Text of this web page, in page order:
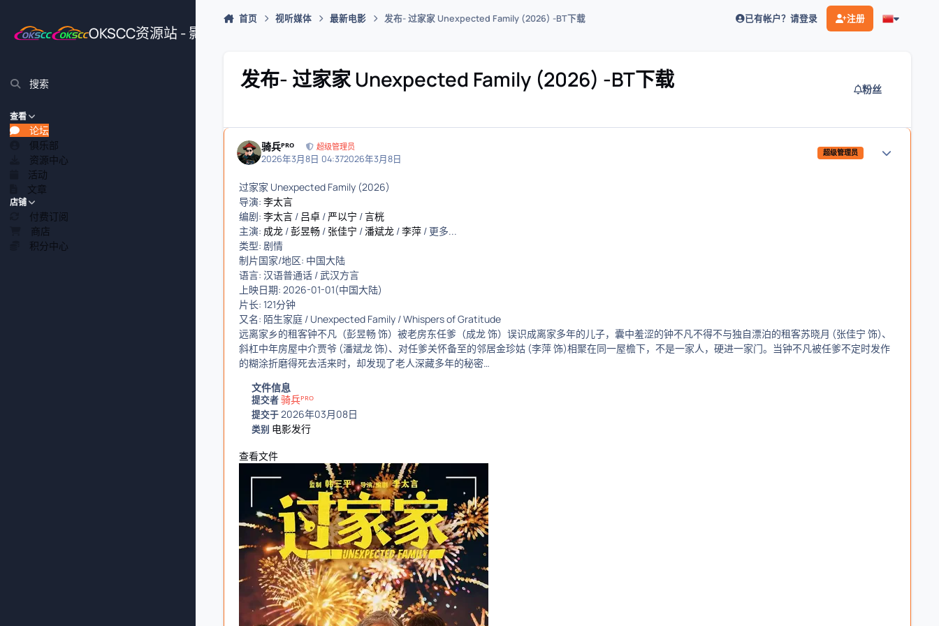
OKSCC资源站 - 影视、游戏、源码插件综合下载平台
搜索
查看
论坛
俱乐部
资源中心
活动
文章
店铺
付费订阅
商店
积分中心
首页 视听媒体 最新电影 发布- 过家家 Unexpected Family (2026) -BT下载 已有帐户？请登录 注册
发布- 过家家 Unexpected Family (2026) -BT下载 粉丝
骑兵ᴾᴿᴼ 超级管理员
2026年3月8日 04:372026年3月8日
超级管理员
过家家 Unexpected Family (2026)
导演: 李太言
编剧: 李太言 / 吕卓 / 严以宁 /言桄
主演: 成龙 /彭昱畅 / 张佳宁 /潘斌龙 /李萍 / 更多...
类型: 剧情
制片国家/地区: 中国大陆
语言: 汉语普通话 / 武汉方言
上映日期: 2026-01-01(中国大陆)
片长: 121分钟
又名: 陌生家庭 / Unexpected Family / Whispers of Gratitude
远离家乡的租客钟不凡（彭昱畅 饰）被老房东任爹（成龙 饰）误识成离家多年的儿子，囊中羞涩的钟不凡不得不与独自漂泊的租客苏晓月 (张佳宁 饰)、
斜杠中年房屋中介贾爷 (潘斌龙 饰)、对任爹关怀备至的邻居金珍姑 (李萍 饰)相聚在同一屋檐下，不是一家人，硬进一家门。当钟不凡被任爹不定时发作
的糊涂折磨得死去活来时，却发现了老人深藏多年的秘密…
文件信息
提交者骑兵ᴾᴿᴼ
提交于2026年03月08日
类别 电影发行
查看文件